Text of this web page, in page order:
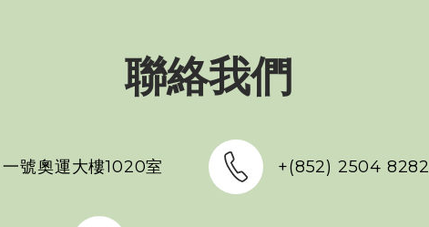
聯絡我們
號奧運大樓1020室 +(852) 2504 8282